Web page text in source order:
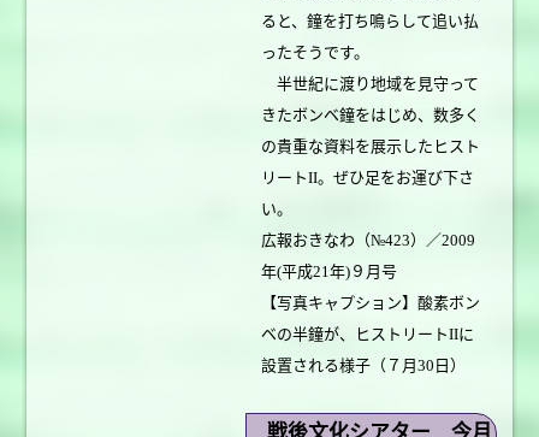
ると、鐘を打ち鳴らして追い払
ったそうです。
半世紀に渡り地域を見守って
きたボンベ鐘をはじめ、数多く
の貴重な資料を展示したヒスト
リートII。ぜひ足をお運び下さ
い。
広報おきなわ（№423）／2009
年(平成21年)９月号
【写真キャプション】酸素ボン
ベの半鐘が、ヒストリートIIに
設置される様子（７月30日）